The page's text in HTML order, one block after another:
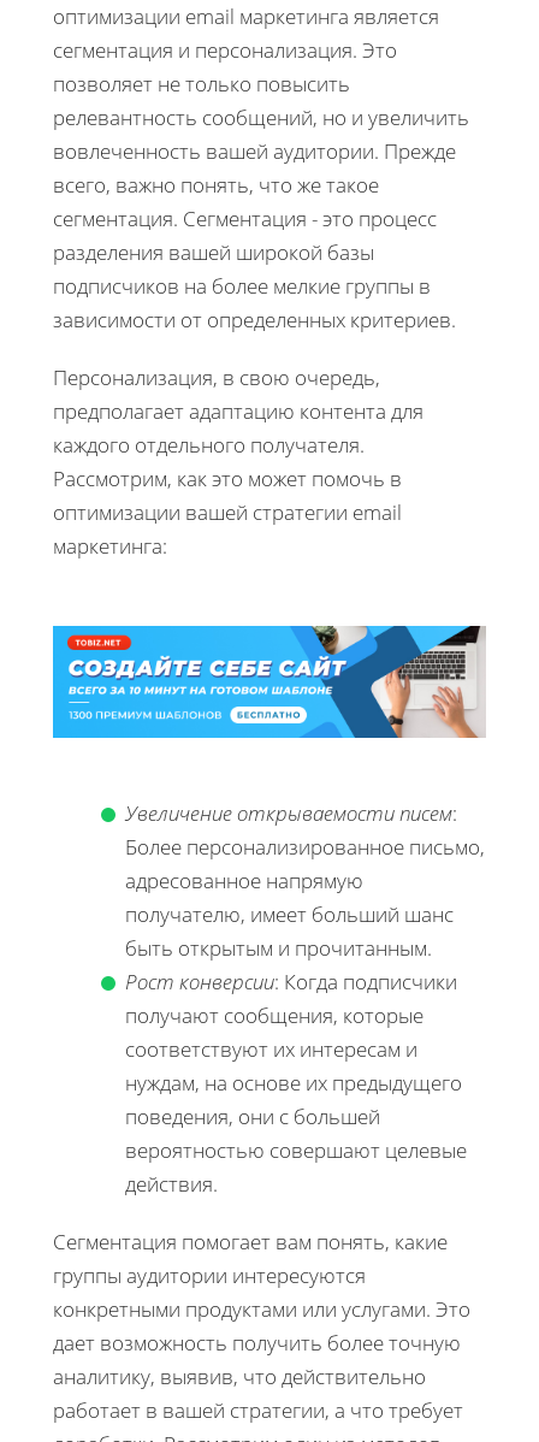
оптимизации email маркетинга является
сегментация и персонализация. Это
позволяет не только повысить
релевантность сообщений, но и увеличить
вовлеченность вашей аудитории. Прежде
всего, важно понять, что же такое
сегментация. Сегментация - это процесс
разделения вашей широкой базы
подписчиков на более мелкие группы в
зависимости от определенных критериев.
Персонализация, в свою очередь,
предполагает адаптацию контента для
каждого отдельного получателя.
Рассмотрим, как это может помочь в
оптимизации вашей стратегии email
маркетинга:
Увеличение открываемости писем:
Более персонализированное письмо,
адресованное напрямую
получателю, имеет больший шанс
быть открытым и прочитанным.
Рост конверсии: Когда подписчики
получают сообщения, которые
соответствуют их интересам и
нуждам, на основе их предыдущего
поведения, они с большей
вероятностью совершают целевые
действия.
Сегментация помогает вам понять, какие
группы аудитории интересуются
конкретными продуктами или услугами. Это
дает возможность получить более точную
аналитику, выявив, что действительно
работает в вашей стратегии, а что требует